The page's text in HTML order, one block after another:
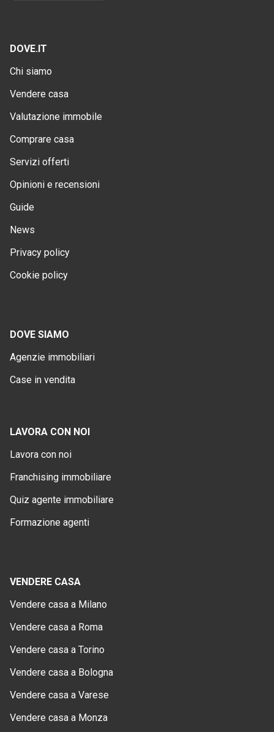
DOVE.IT
Chi siamo
Vendere casa
Valutazione immobile
Comprare casa
Servizi offerti
Opinioni e recensioni
Guide
News
Privacy policy
Cookie policy
DOVE SIAMO
Agenzie immobiliari
Case in vendita
LAVORA CON NOI
Lavora con noi
Franchising immobiliare
Quiz agente immobiliare
Formazione agenti
VENDERE CASA
Vendere casa a Milano
Vendere casa a Roma
Vendere casa a Torino
Vendere casa a Bologna
Vendere casa a Varese
Vendere casa a Monza